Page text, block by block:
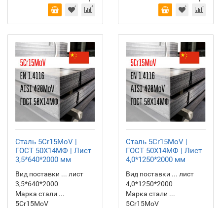
Сталь 5Cr15MoV |
ГОСТ 50Х14МФ | Лист
3,5*640*2000 мм
Вид поставки ... лист
3,5*640*2000
Марка стали ...
5Cr15MoV
Сталь 5Cr15MoV |
ГОСТ 50Х14МФ | Лист
4,0*1250*2000 мм
Вид поставки ... лист
4,0*1250*2000
Марка стали ...
5Cr15MoV